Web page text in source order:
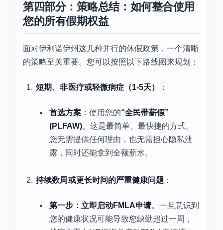
第四部分：策略总结：如何整合使用
您的所有假期权益
面对伊利诺伊州这几种并行的休假政策，一个清晰
的策略至关重要。您可以按照以下路线图来规划：
短期、非医疗或轻微病症（1-5天） ：
首选方案：使用您的“全民带薪假”
(PLFAW)。这是最简单、最快捷的方式。
您无需提供任何理由，也无需担心隐私泄
露，同时还能拿到全额薪水。
持续数周或更长时间的严重健康问题：
第一步：立即启动FMLA申请。一旦意识到
您的健康状况可能导致您缺勤超过一周，